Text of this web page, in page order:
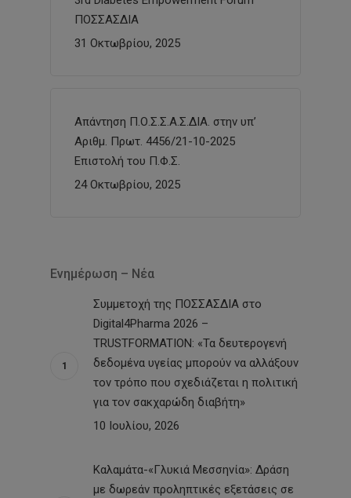
ΠΟΣΣΑΣΔΙΑ
31 Οκτωβρίου, 2025
Απάντηση Π.Ο.Σ.Σ.Α.Σ.ΔΙΑ. στην υπ’
Αριθμ. Πρωτ. 4456/21-10-2025
Επιστολή του Π.Φ.Σ.
24 Οκτωβρίου, 2025
Ενημέρωση – Νέα
Συμμετοχή της ΠΟΣΣΑΣΔΙΑ στο
Digital4Pharma 2026 –
TRUSTFORMATION: «Τα δευτερογενή
δεδομένα υγείας μπορούν να αλλάξουν
τον τρόπο που σχεδιάζεται η πολιτική
για τον σακχαρώδη διαβήτη»
10 Ιουλίου, 2026
Καλαμάτα-«Γλυκιά Μεσσηνία»: Δράση
με δωρεάν προληπτικές εξετάσεις σε